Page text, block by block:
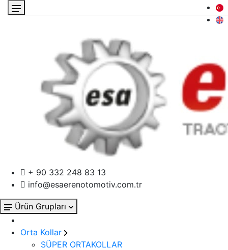
+ 90 332 248 83 13
info@esaerenotomotiv.com.tr
Ürün Grupları
Orta Kollar
SÜPER ORTAKOLLAR